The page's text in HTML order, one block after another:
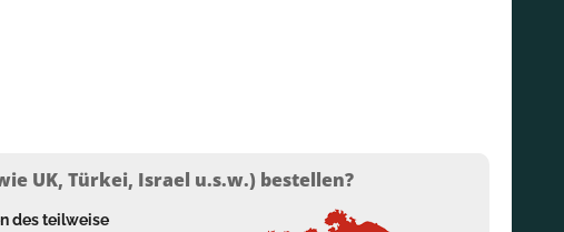
UK, Türkei, Israel u.s.w.) bestellen?
des teilweise